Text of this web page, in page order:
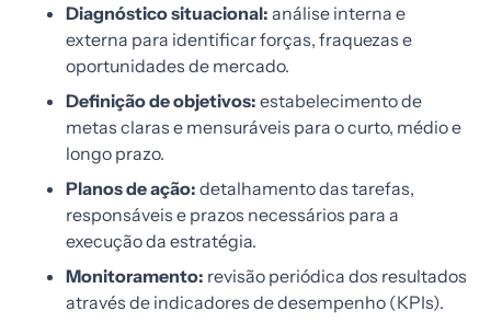
Diagnóstico situacional: análise interna e
externa para identificar forças, fraquezas e
oportunidades de mercado.
Definição de objetivos: estabelecimento de
metas claras e mensuráveis para o curto, médio e
longo prazo.
Planos de ação: detalhamento das tarefas,
responsáveis e prazos necessários para a
execução da estratégia.
Monitoramento: revisão periódica dos resultados
através de indicadores de desempenho (KPIs).